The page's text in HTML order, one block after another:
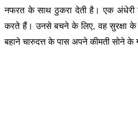
नफरत के साथ ठुकरा देती है। एक अंधेरी
करते हैं। उनसे बचने के लिए, वह सुरक्षा के
बहाने चारुदत्त के पास अपने कीमती सोने के